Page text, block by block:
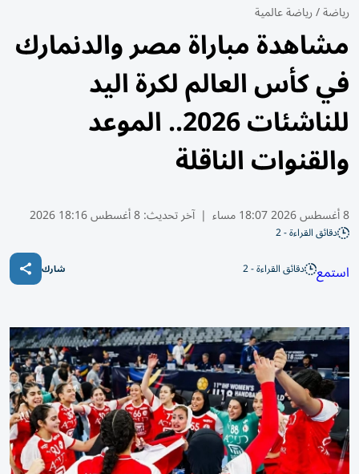
رياضة/رياضة عالمية
مشاهدة مباراة مصر والدنمارك
في كأس العالم لكرة اليد
للناشئات 2026.. الموعد
والقنوات الناقلة
8 أغسطس 2026 18:07 مساء | آخر تحديث:8 أغسطس 18:16 2026
دقائق القراءة - 2
استمع دقائق القراءة - 2 شارك